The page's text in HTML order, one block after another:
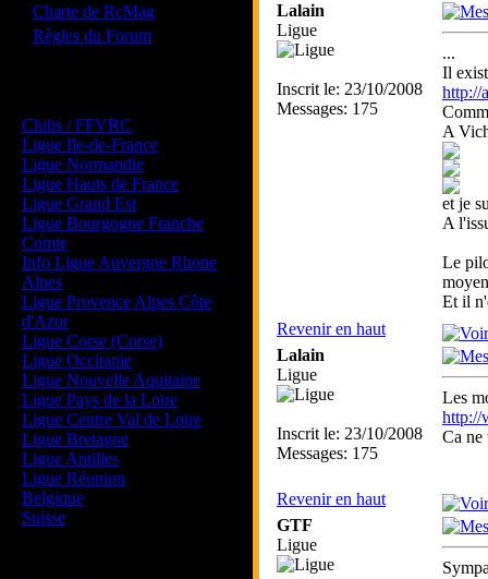
Charte de RcMag
Règles du Forum
Clubs / FFVRC
Ligue Ile-de-France
Ligue Normandie
Ligue Hauts de France
Ligue Grand Est
Ligue Bourgogne Franche
Comte
Info Ligue Auvergne Rhone
Alpes
Ligue Provence Alpes Côte
d'Azur
Ligue Corse (Corse)
Ligue Occitanie
Ligue Nouvelle Aquitaine
Ligue Pays de la Loire
Ligue Centre Val de Loire
Ligue Bretagne
Ligue Antilles
Ligue Réunion
Belgique
Suisse
Lalain
Ligue
Inscrit le: 23/10/2008
Messages: 175
...
Il
http://
A
et je
A
Le
Et il
Revenir en haut
Lalain
Ligue
Inscrit le: 23/10/2008
Messages: 175
Les
http://
Ca ne
Revenir en haut
GTF
Ligue